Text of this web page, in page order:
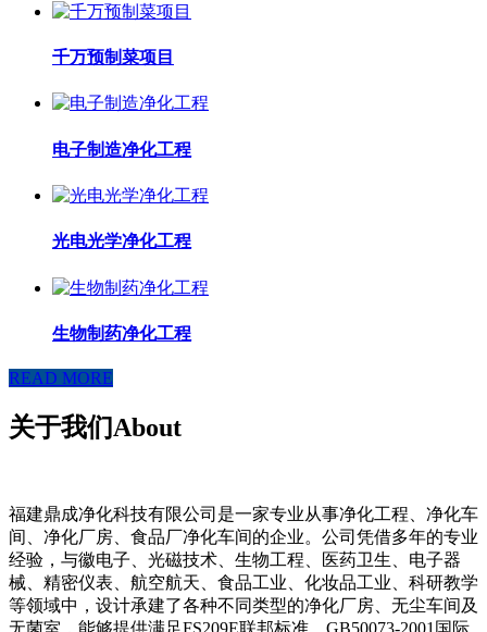
千万预制菜项目
电子制造净化工程
光电光学净化工程
生物制药净化工程
READ MORE
关于我们About
福建鼎成净化科技有限公司是一家专业从事净化工程、净化车
间、净化厂房、食品厂净化车间的企业。公司凭借多年的专业
经验，与徽电子、光磁技术、生物工程、医药卫生、电子器
械、精密仪表、航空航天、食品工业、化妆品工业、科研教学
等领域中，设计承建了各种不同类型的净化厂房、无尘车间及
无菌室，能够提供满足FS209E联邦标准、GB50073-2001国际